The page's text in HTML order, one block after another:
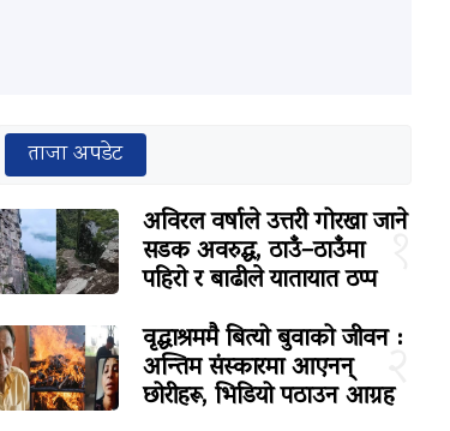
ताजा अपडेट
१
अविरल वर्षाले उत्तरी गोरखा जाने
सडक अवरुद्ध, ठाउँ–ठाउँमा
पहिरो र बाढीले यातायात ठप्प
२
वृद्धाश्रममै बित्यो बुवाको जीवन :
अन्तिम संस्कारमा आएनन्
छोरीहरू, भिडियो पठाउन आग्रह